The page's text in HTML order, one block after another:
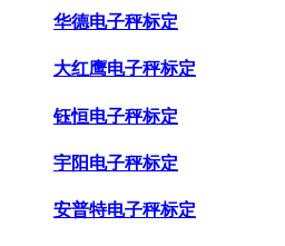
华德电子秤标定
大红鹰电子秤标定
钰恒电子秤标定
宇阳电子秤标定
安普特电子秤标定